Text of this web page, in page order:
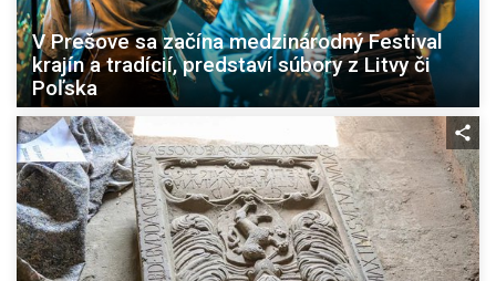
V Prešove sa začína medzinárodný Festival
krajín a tradícií, predstaví súbory z Litvy či
Poľska